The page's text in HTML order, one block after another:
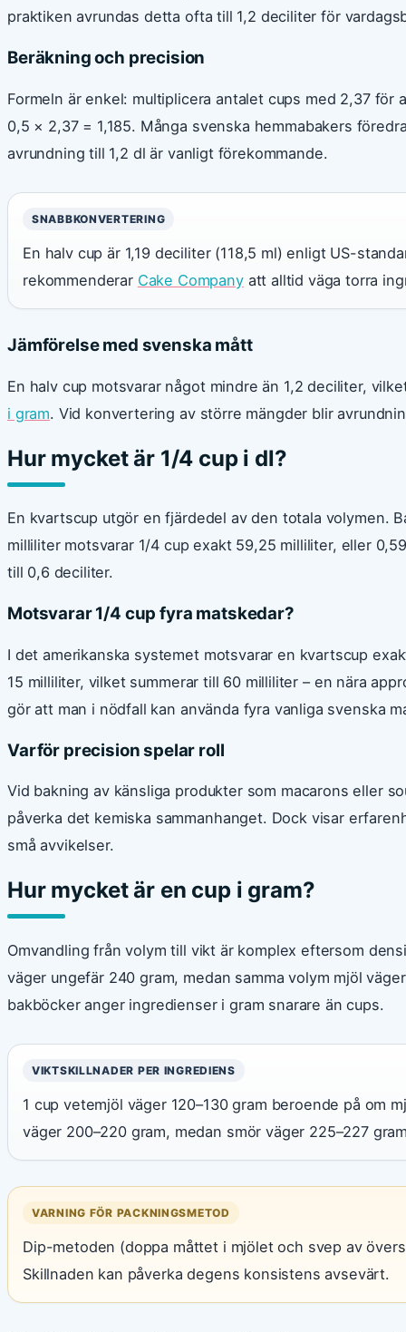
praktiken avrundas detta ofta till 1,2 deciliter för
Beräkning och precision
Formeln är enkel: multiplicera antalet cups med 2,37 för
0,5 × 2,37 = 1,185. Många svenska hemmabakers
avrundning till 1,2 dl är vanligt förekommande.
SNABBKONVERTERING
En halv cup är 1,19 deciliter (118,5 ml) enligt US-
rekommenderar Cake Companyatt alltid väga torra
Jämförelse med svenska mått
En halv cup motsvarar något mindre än 1,2 deciliter,
i gram. Vid konvertering av större mängder blir
Hur mycket är 1/4 cup i dl?
En kvartscup utgör en fjärdedel av den totala volymen.
milliliter motsvarar 1/4 cup exakt 59,25 milliliter, eller
till 0,6 deciliter.
Motsvarar 1/4 cup fyra matskedar?
I det amerikanska systemet motsvarar en kvartscup
15 milliliter, vilket summerar till 60 milliliter – en nära
gör att man i nödfall kan använda fyra vanliga svenska
Varför precision spelar roll
Vid bakning av känsliga produkter som macarons eller
påverka det kemiska sammanhanget. Dock visar
små avvikelser.
Hur mycket är en cup i gram?
Omvandling från volym till vikt är komplex eftersom
väger ungefär 240 gram, medan samma volym mjöl
bakböcker anger ingredienser i gram snarare än cups.
VIKTSKILLNADER PER INGREDIENS
1 cup vetemjöl väger 120–130 gram beroende på om
väger 200–220 gram, medan smör väger 225–227
VARNING FÖR PACKNINGSMETOD
Dip-metoden (doppa måttet i mjölet och svep av
Skillnaden kan påverka degens konsistens avsevärt.